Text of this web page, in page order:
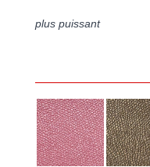
plus puissant